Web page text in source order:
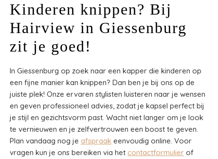
Kinderen knippen? Bij
Hairview in Giessenburg
zit je goed!
In Giessenburg op zoek naar een kapper die kinderen op
een fijne manier kan knippen? Dan ben je bij ons op de
juiste plek! Onze ervaren stylisten luisteren naar je wensen
en geven professioneel advies, zodat je kapsel perfect bij
je stijl en gezichtsvorm past. Wacht niet langer om je look
te vernieuwen en je zelfvertrouwen een boost te geven.
Plan vandaag nog je afspraak eenvoudig online. Voor
vragen kun je ons bereiken via het contactformulier of